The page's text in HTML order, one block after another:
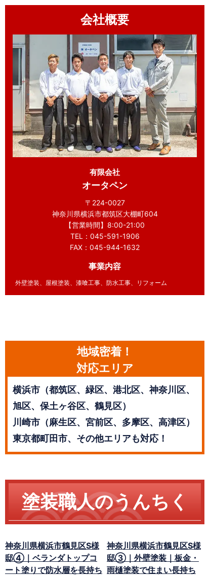
会社概要
有限会社
オータペン
〒224-0027
神奈川県横浜市都筑区大棚町604
【営業時間】8:00-21:00
TEL：045-591-1906
FAX：045-944-1632
事業内容
外壁塗装、屋根塗装、漆喰工事、防水工事、リフォーム
地域密着！
対応エリア
横浜市（都筑区、緑区、港北区、神奈川区、
旭区、保土ヶ谷区、鶴見区）
川崎市（麻生区、宮前区、多摩区、高津区）
東京都町田市、その他エリアも対応！
塗装職人のうんちく
神奈川県横浜市鶴見区S様
邸④｜ベランダトップコ
ート塗りで防水層を長持ち
神奈川県横浜市鶴見区S様
邸③｜外壁塗装｜板金・
雨樋塗装で住まい長持ち